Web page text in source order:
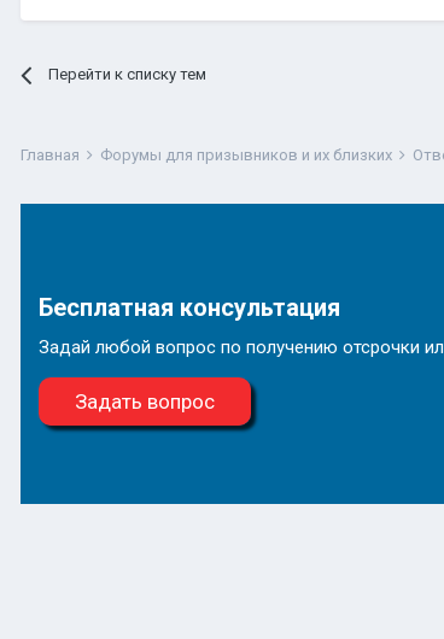
Перейти к списку тем
Главная Форумы для призывников и их близких
Бесплатная консультация
Задай любой вопрос по получению отсрочки
Задать вопрос